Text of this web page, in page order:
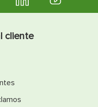
cliente